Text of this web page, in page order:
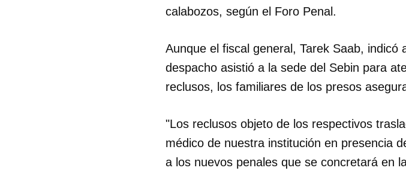
calabozos, según el Foro Penal.
Aunque el fiscal general, Tarek Saab,
despacho asistió a la sede del Sebin para
reclusos, los familiares de los presos
"Los reclusos objeto de los respectivos
médico de nuestra institución en presencia
a los nuevos penales que se concretará en